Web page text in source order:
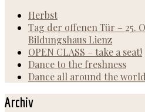
Herbst
Tag der offenen Tür – 25.
Bildungshaus Lienz
OPEN CLASS – take a seat!
Dance to the freshness
Dance all around the world
Archiv